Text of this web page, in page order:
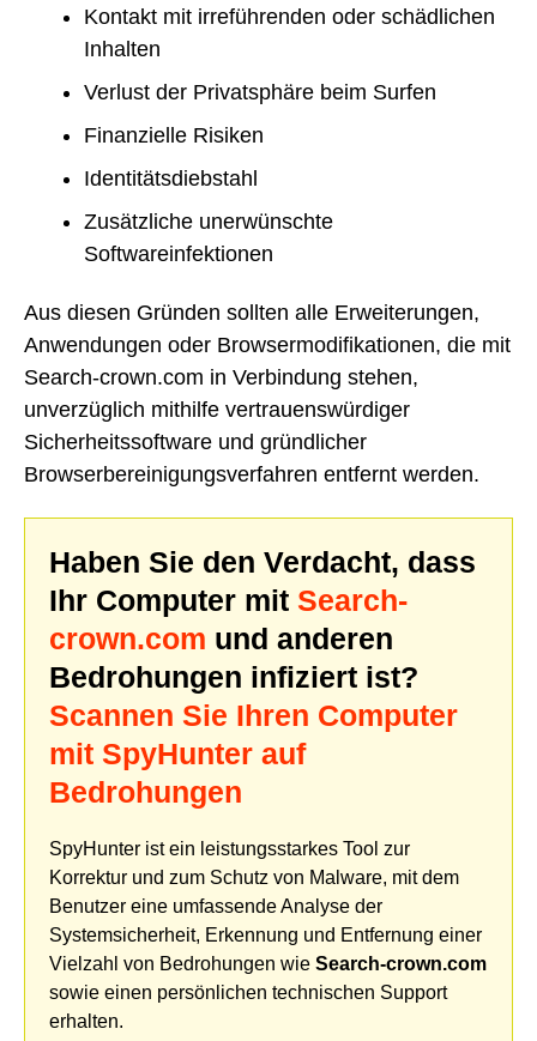
Kontakt mit irreführenden oder schädlichen
Inhalten
Verlust der Privatsphäre beim Surfen
Finanzielle Risiken
Identitätsdiebstahl
Zusätzliche unerwünschte
Softwareinfektionen
Aus diesen Gründen sollten alle Erweiterungen,
Anwendungen oder Browsermodifikationen, die mit
Search-crown.com in Verbindung stehen,
unverzüglich mithilfe vertrauenswürdiger
Sicherheitssoftware und gründlicher
Browserbereinigungsverfahren entfernt werden.
Haben Sie den Verdacht, dass
Ihr Computer mit Search-
crown.com und anderen
Bedrohungen infiziert ist?
Scannen Sie Ihren Computer
mit SpyHunter auf
Bedrohungen
SpyHunter ist ein leistungsstarkes Tool zur
Korrektur und zum Schutz von Malware, mit dem
Benutzer eine umfassende Analyse der
Systemsicherheit, Erkennung und Entfernung einer
Vielzahl von Bedrohungen wie Search-crown.com
sowie einen persönlichen technischen Support
erhalten.